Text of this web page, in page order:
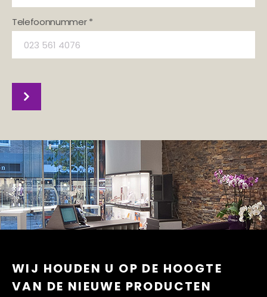
Telefoonnummer *
WIJ HOUDEN U OP DE HOOGTE
VAN DE NIEUWE PRODUCTEN